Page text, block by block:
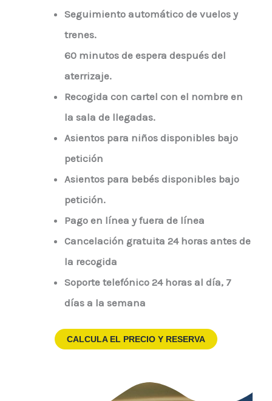
Seguimiento automático de vuelos y
trenes.
60 minutos de espera después del
aterrizaje.
Recogida con cartel con el nombre en
la sala de llegadas.
Asientos para niños disponibles bajo
petición
Asientos para bebés disponibles bajo
petición.
Pago en línea y fuera de línea
Cancelación gratuita 24 horas antes de
la recogida
Soporte telefónico 24 horas al día, 7
días a la semana
CALCULA EL PRECIO Y RESERVA